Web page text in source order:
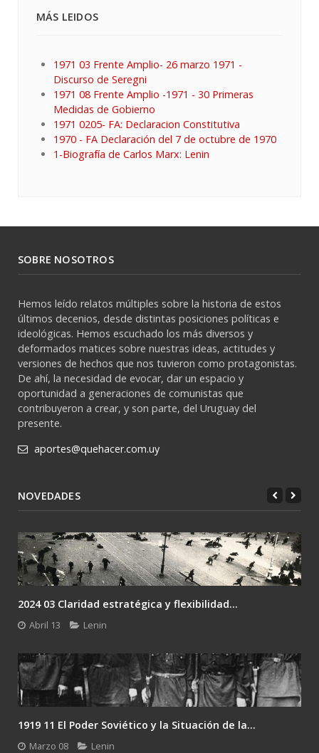
MÁS LEIDOS
1971 03 Frente Amplio- 26 marzo 1971 -
Discurso de Seregni
1971 08 Frente Amplio -1971 - 30 Primeras
Medidas de Gobierno
1971 0205- FA: Declaracion Constitutiva
1970 - FA Declaración del 7 de octubre de 1970
1-Biografía de Carlos Marx: Lenin
SOBRE NOSOTROS
Hemos leído relatos múltiples sobre la historia de estos
últimos decenios, desde distintas posiciones políticas e
ideológicas. Hemos escuchado los más diversos y
deformados matices sobre nuestras ideas, actitudes y
versiones de hechos que nos tuvieron como protagonistas.
De ahí, la necesidad de evocar, dar un espacio y
oportunidad a generaciones de comunistas que
contribuyeron a crear, y son parte, del Uruguay del
presente.
aportes@quehacer.com.uy
NOVEDADES
2024 03 Claridad estratégica y flexibilidad...
Abril 13 Lenin
1919 11 El Poder Soviético y la Situación de la...
Marzo 08 Lenin